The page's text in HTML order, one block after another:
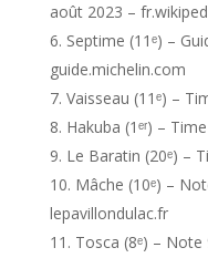
août 2023 –
Septime (11ᵉ) –
guide.michelin.com
Vaisseau (11ᵉ) –
Hakuba (1ᵉʳ) –
Le Baratin (20ᵉ) –
Mâche (10ᵉ) –
lepavillondulac.fr
Tosca (8ᵉ) –